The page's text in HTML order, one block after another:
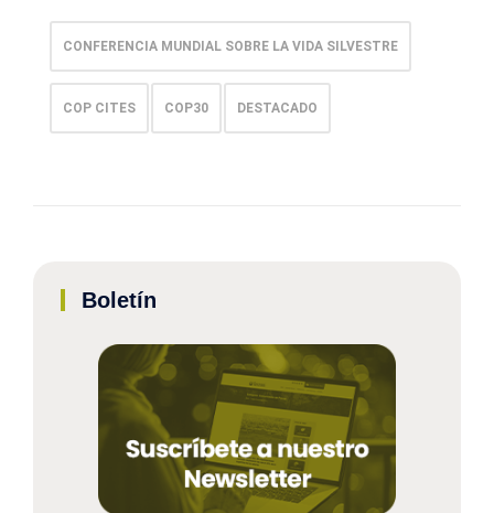
CONFERENCIA MUNDIAL SOBRE LA VIDA SILVESTRE
COP CITES COP30 DESTACADO
Boletín